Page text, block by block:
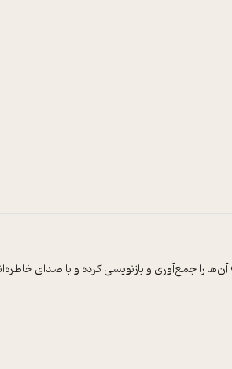
را جمع‌آوری و بازنویسی کرده و با صدای